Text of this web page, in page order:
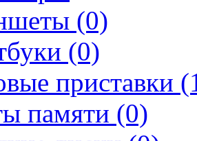
(0)
(0)
приставки
памяти (0)